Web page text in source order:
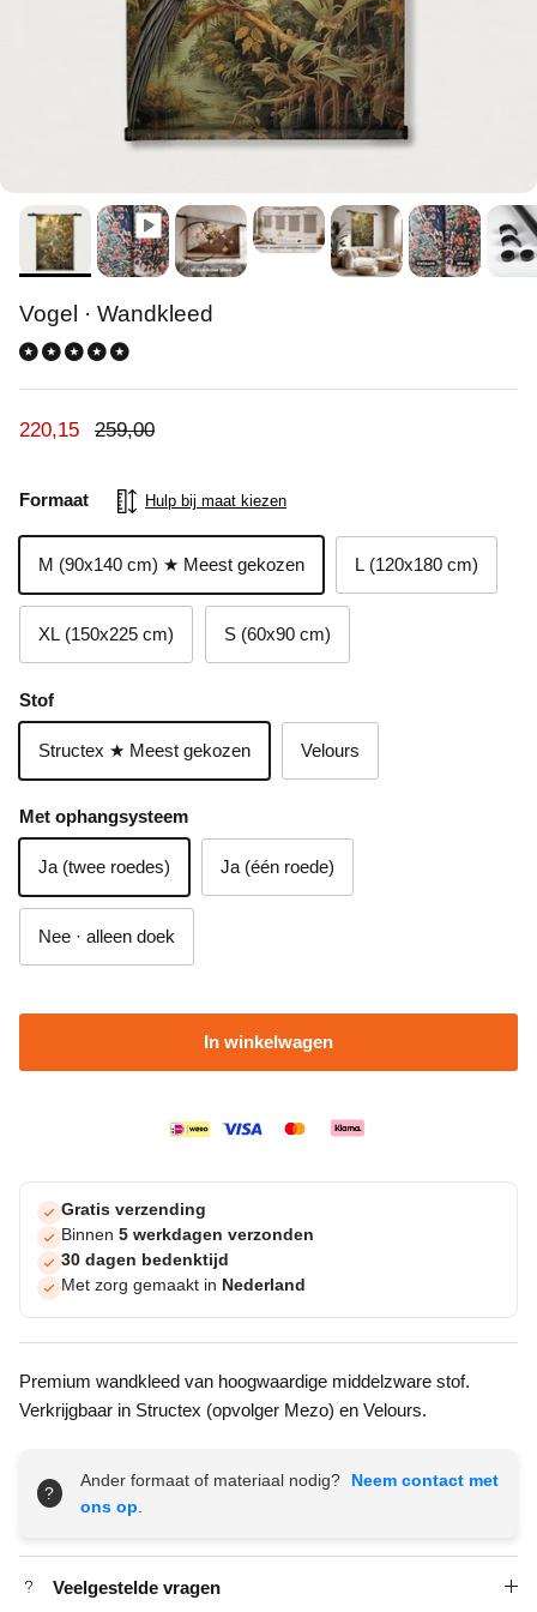
Vogel · Wandkleed
Verkoopprijs
220,15 Reguliere prijs
259,00
Formaat Hulp bij maat kiezen
M (90x140 cm) ★ Meest gekozen L (120x180 cm)
XL (150x225 cm) S (60x90 cm)
Stof
Structex ★ Meest gekozen Velours
Met ophangsysteem
Ja (twee roedes) Ja (één roede)
Nee · alleen doek
In winkelwagen
Gratis verzending
Binnen 5 werkdagen verzonden
30 dagen bedenktijd
Met zorg gemaakt in Nederland
Premium wandkleed van hoogwaardige middelzware stof.
Verkrijgbaar in Structex (opvolger Mezo) en Velours.
?
Ander formaat of materiaal nodig?
Neem contact met
ons op
Veelgestelde vragen